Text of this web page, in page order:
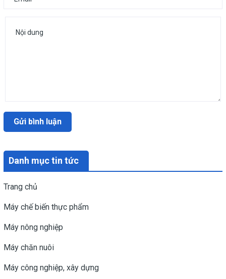
Danh mục tin tức
Trang chủ
Máy chế biến thực phẩm
Máy nông nghiệp
Máy chăn nuôi
Máy công nghiệp, xây dựng
Gửi bình luận